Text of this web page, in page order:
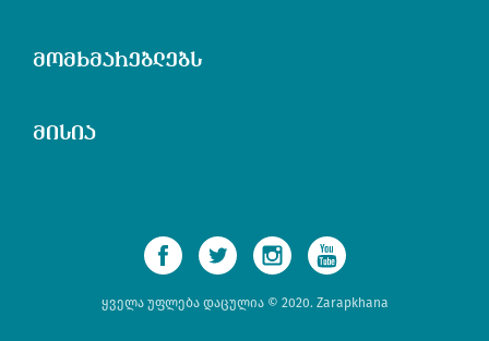
მომხმარებლებს
მისია
ყველა უფლება დაცულია © 2020. Zarapkhana